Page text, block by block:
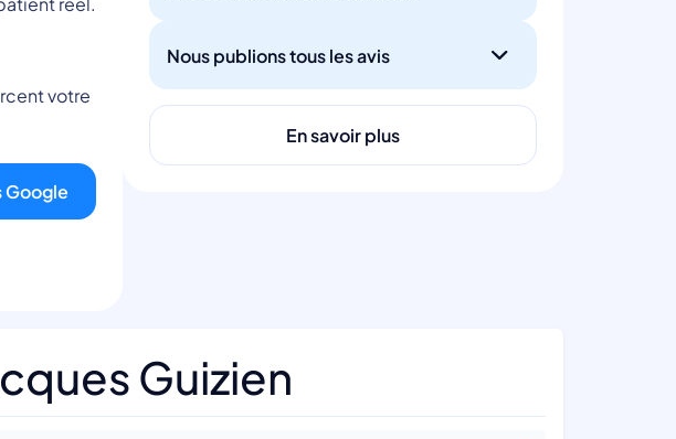
votre
Google
Nous publions tous les avis
En savoir plus
Guizien